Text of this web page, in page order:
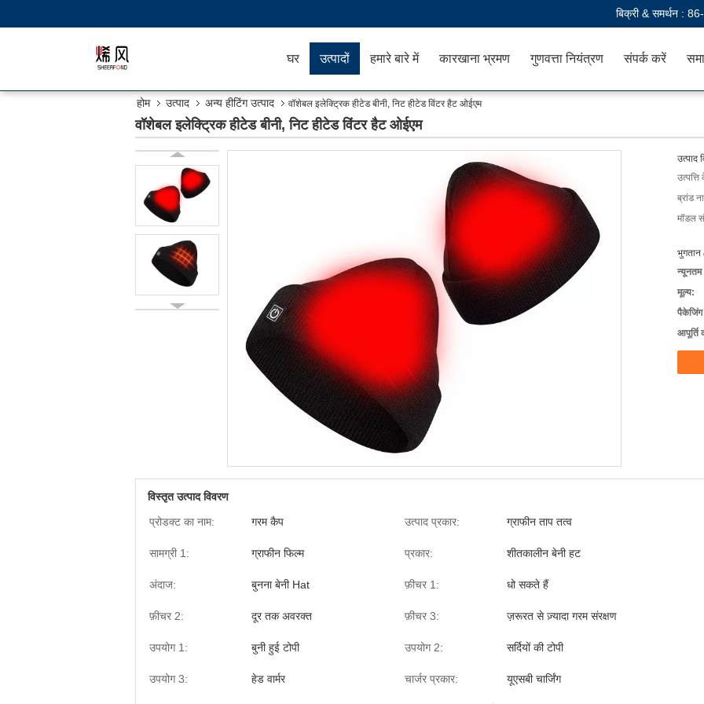
बिक्री & समर्थन :
घर उत्पादों हमारे बारे में कारखाना भ्रमण गुणवत्ता नियंत्रण संपर्क करें
होम उत्पाद अन्य हीटिंग उत्पाद वॉशेबल इलेक्ट्रिक हीटेड बीनी, निट हीटेड विंटर हैट ओईएम
वॉशेबल इलेक्ट्रिक हीटेड बीनी, निट हीटेड विंटर हैट ओईएम
उत्पाद
ब्रांड
मॉडल
भुगतान
न्यूनतम
मूल्य:
पैकेजिंग
आपूर्ति
विस्तृत उत्पाद विवरण
प्रोडक्ट का नाम:
गरम कैप उत्पाद प्रकार: ग्राफीन ताप तत्व
सामग्री 1: ग्राफीन फिल्म प्रकार: शीतकालीन बेनी हट
अंदाज: बुनना बेनी Hat फ़ीचर 1: धो सकते हैं
फ़ीचर 2: दूर तक अवरक्त फ़ीचर 3: ज़रूरत से ज़्यादा गरम संरक्षण
उपयोग 1: बुनी हुई टोपी उपयोग 2: सर्दियों की टोपी
उपयोग 3: हेड वार्मर चार्जर प्रकार: यूएसबी चार्जिंग